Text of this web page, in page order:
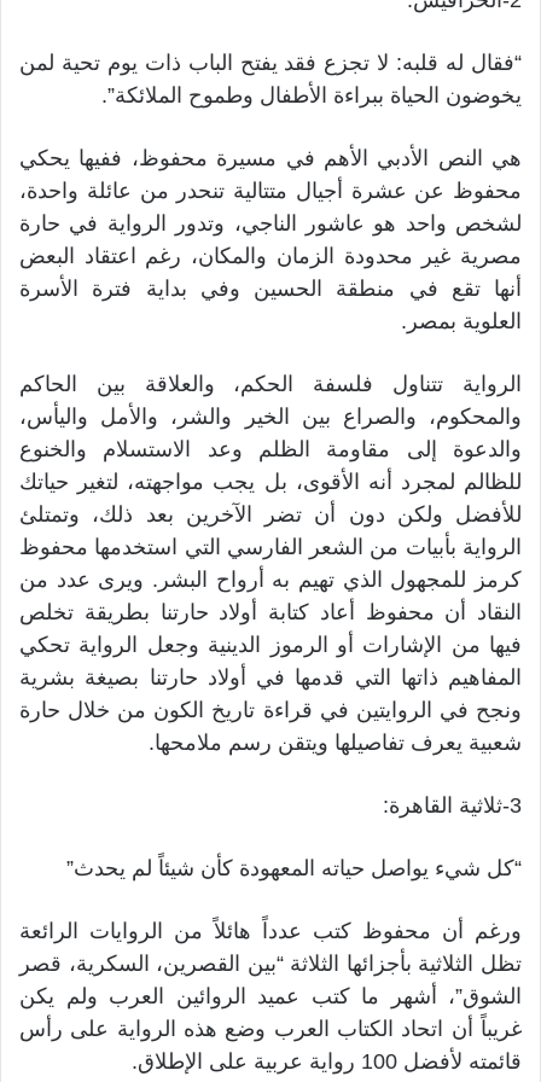
“فقال له قلبه: لا تجزع فقد يفتح الباب ذات يوم تحية لمن
يخوضون الحياة ببراءة الأطفال وطموح الملائكة”.
هي النص الأدبي الأهم في مسيرة محفوظ، ففيها يحكي
محفوظ عن عشرة أجيال متتالية تنحدر من عائلة واحدة،
لشخص واحد هو عاشور الناجي، وتدور الرواية في حارة
مصرية غير محدودة الزمان والمكان، رغم اعتقاد البعض
أنها تقع في منطقة الحسين وفي بداية فترة الأسرة
العلوية بمصر.
الرواية تتناول فلسفة الحكم، والعلاقة بين الحاكم
والمحكوم، والصراع بين الخير والشر، والأمل واليأس،
والدعوة إلى مقاومة الظلم وعد الاستسلام والخنوع
للظالم لمجرد أنه الأقوى، بل يجب مواجهته، لتغير حياتك
للأفضل ولكن دون أن تضر الآخرين بعد ذلك، وتمتلئ
الرواية بأبيات من الشعر الفارسي التي استخدمها محفوظ
كرمز للمجهول الذي تهيم به أرواح البشر. ويرى عدد من
النقاد أن محفوظ أعاد كتابة أولاد حارتنا بطريقة تخلص
فيها من الإشارات أو الرموز الدينية وجعل الرواية تحكي
المفاهيم ذاتها التي قدمها في أولاد حارتنا بصيغة بشرية
ونجح في الروايتين في قراءة تاريخ الكون من خلال حارة
شعبية يعرف تفاصيلها ويتقن رسم ملامحها.
3-ثلاثية القاهرة:
“كل شيء يواصل حياته المعهودة كأن شيئاً لم يحدث”
ورغم أن محفوظ كتب عدداً هائلاً من الروايات الرائعة
تظل الثلاثية بأجزائها الثلاثة “بين القصرين، السكرية، قصر
الشوق”، أشهر ما كتب عميد الروائين العرب ولم يكن
غريباً أن اتحاد الكتاب العرب وضع هذه الرواية على رأس
قائمته لأفضل 100 رواية عربية على الإطلاق.